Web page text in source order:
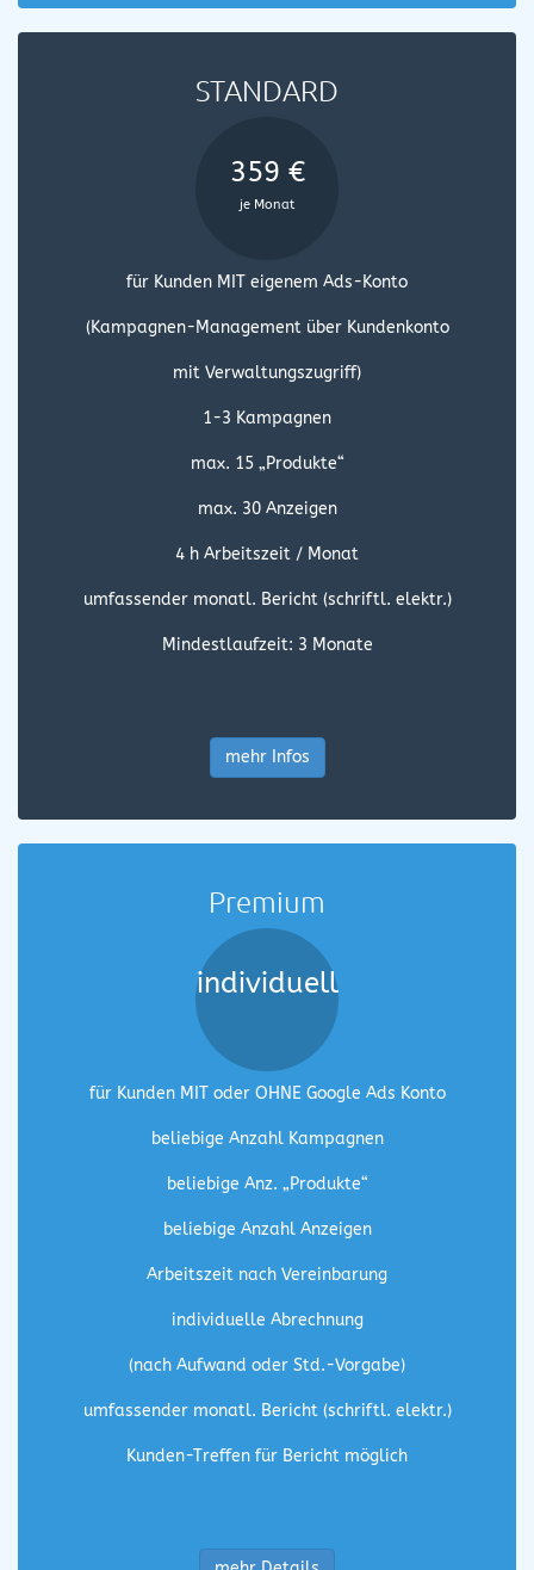
STANDARD
359 €
je Monat
für Kunden MIT eigenem Ads-Konto
(Kampagnen-Management über Kundenkonto
mit Verwaltungszugriff)
1-3 Kampagnen
max. 15 „Produkte“
max. 30 Anzeigen
4 h Arbeitszeit / Monat
umfassender monatl. Bericht (schriftl. elektr.)
Mindestlaufzeit: 3 Monate
mehr Infos
Premium
individuell
für Kunden MIT oder OHNE Google Ads Konto
beliebige Anzahl Kampagnen
beliebige Anz. „Produkte“
beliebige Anzahl Anzeigen
Arbeitszeit nach Vereinbarung
individuelle Abrechnung
(nach Aufwand oder Std.-Vorgabe)
umfassender monatl. Bericht (schriftl. elektr.)
Kunden-Treffen für Bericht möglich